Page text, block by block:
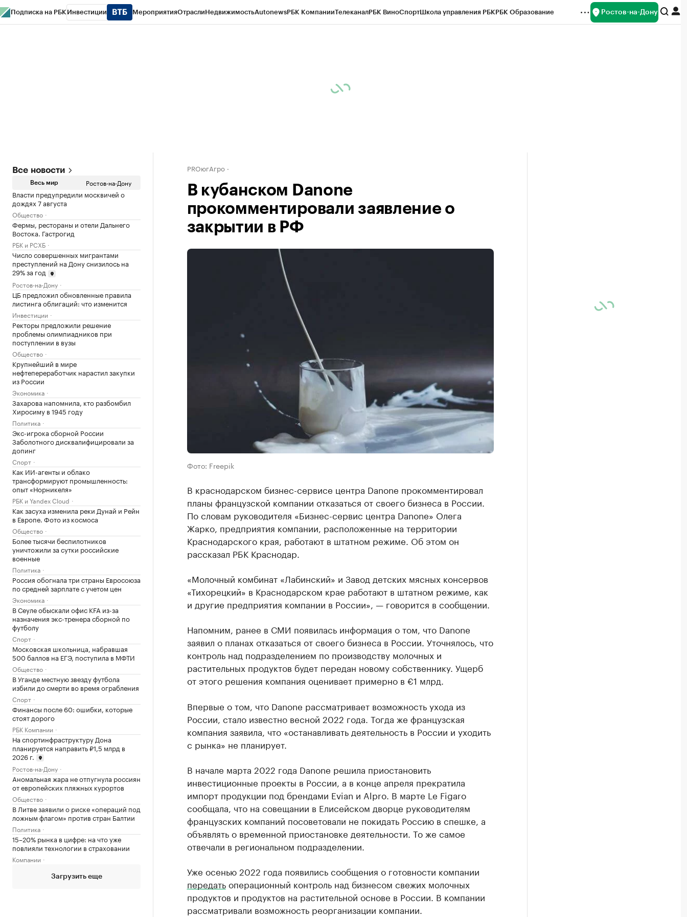
Подписка на РБК Инвестиции МероприятияОтраслиНедвижимостьAutonewsРБК КомпанииТелеканалРБК ВиноСпортШкола управления РБКРБК Образование Ростов-на-Дону
Все новости
Весь мир Ростов-на-Дону
Власти предупредили москвичей о
дождях 7 августа
Общество
Фермы, рестораны и отели Дальнего
Востока. Гастрогид
РБК и РСХБ
Число совершенных мигрантами
преступлений на Дону снизилось на
29% за год
Ростов-на-Дону
ЦБ предложил обновленные правила
листинга облигаций: что изменится
Инвестиции
Ректоры предложили решение
проблемы олимпиадников при
поступлении в вузы
Общество
Крупнейший в мире
нефтепереработчик нарастил закупки
из России
Экономика
Захарова напомнила, кто разбомбил
Хиросиму в 1945 году
Политика
Экс-игрока сборной России
Заболотного дисквалифицировали за
допинг
Спорт
Как ИИ-агенты и облако
трансформируют промышленность:
опыт «Норникеля»
РБК и Yandex Cloud
Как засуха изменила реки Дунай и Рейн
в Европе. Фото из космоса
Общество
Более тысячи беспилотников
уничтожили за сутки российские
военные
Политика
Россия обогнала три страны Евросоюза
по средней зарплате с учетом цен
Экономика
В Сеуле обыскали офис KFA из-за
назначения экс-тренера сборной по
футболу
Спорт
Московская школьница, набравшая
500 баллов на ЕГЭ, поступила в МФТИ
Общество
В Уганде местную звезду футбола
избили до смерти во время ограбления
Спорт
Финансы после 60: ошибки, которые
стоят дорого
РБК Компании
На спортинфраструктуру Дона
планируется направить ₽1,5 млрд в
2026 г.
Ростов-на-Дону
Аномальная жара не отпугнула россиян
от европейских пляжных курортов
Общество
В Литве заявили о риске «операций под
ложным флагом» против стран Балтии
Политика
15–20% рынка в цифре: на что уже
повлияли технологии в страховании
Компании
Загрузить еще
PROюгАгро
В кубанском Danone
прокомментировали заявление о
закрытии в РФ
Фото: Freepik
В краснодарском бизнес-сервисе центра Danone прокомментировал
планы французской компании отказаться от своего бизнеса в России.
По словам руководителя «Бизнес-сервис центра Danone» Олега
Жарко, предприятия компании, расположенные на территории
Краснодарского края, работают в штатном режиме. Об этом он
рассказал РБК Краснодар.
«Молочный комбинат «Лабинский» и Завод детских мясных консервов
«Тихорецкий» в Краснодарском крае работают в штатном режиме, как
и другие предприятия компании в России», — говорится в сообщении.
Напомним, ранее в СМИ появилась информация о том, что Danone
заявил о планах отказаться от своего бизнеса в России. Уточнялось, что
контроль над подразделением по производству молочных и
растительных продуктов будет передан новому собственнику. Ущерб
от этого решения компания оценивает примерно в €1 млрд.
Впервые о том, что Danone рассматривает возможность ухода из
России, стало известно весной 2022 года. Тогда же французская
компания заявила, что «останавливать деятельность в России и уходить
с рынка» не планирует.
В начале марта 2022 года Danone решила приостановить
инвестиционные проекты в России, а в конце апреля прекратила
импорт продукции под брендами Evian и Alpro. В марте Le Figaro
сообщала, что на совещании в Елисейском дворце руководителям
французских компаний посоветовали не покидать Россию в спешке, а
объявлять о временной приостановке деятельности. То же самое
отвечали в региональном подразделении.
Уже осенью 2022 года появились сообщения о готовности компании
передатьоперационный контроль над бизнесом свежих молочных
продуктов и продуктов на растительной основе в России. В компании
рассматривали возможность реорганизации компании.